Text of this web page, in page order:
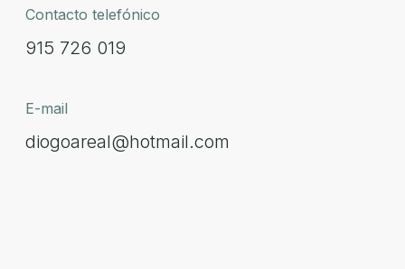
Contacto telefónico
915 726 019
E-mail
diogoareal@hotmail.com